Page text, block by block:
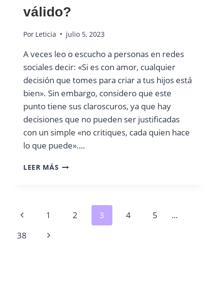
válido?
Por Leticia julio 5, 2023
A veces leo o escucho a personas en redes
sociales decir: «Si es con amor, cualquier
decisión que tomes para criar a tus hijos está
bien». Sin embargo, considero que este
punto tiene sus claroscuros, ya que hay
decisiones que no pueden ser justificadas
con un simple «no critiques, cada quien hace
lo que puede»….
LEER MÁS ¿SI
Navegación
de
Página
anterior
1 2 3 4 5
…
38
Siguiente